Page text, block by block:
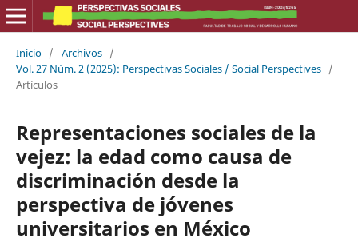
Inicio / Archivos /
Vol. 27 Núm. 2 (2025): Perspectivas Sociales / Social Perspectives /
Artículos
Representaciones sociales de la
vejez: la edad como causa de
discriminación desde la
perspectiva de jóvenes
universitarios en México